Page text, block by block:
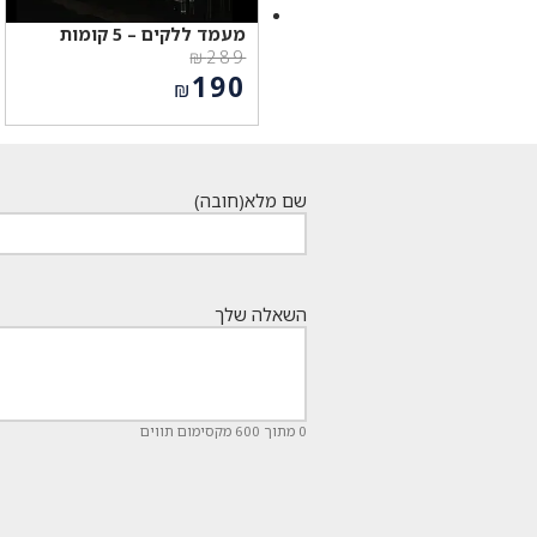
מעמד ללקים – 5 קומות
₪289
המחיר
המקורי
היה:
₪190
שם מלא(חובה)
השאלה שלך
0 מתוך 600 מקסימום תווים